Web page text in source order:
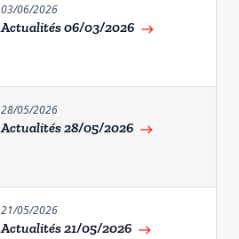
03/06/2026
Actualités 06/03/2026 east
28/05/2026
Actualités 28/05/2026 east
21/05/2026
Actualités 21/05/2026 east